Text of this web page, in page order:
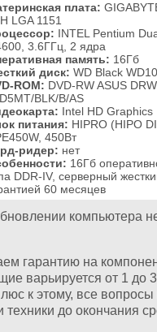
плата:
LGA 1151
INTEL Pentium
3.6ГГц, 2 ядра
память: 16Гб
диск: WD Black
ROM: DVD-RW ASUS
BLK/B/AS
Intel HD Graphics
питания: HIPRO (HIPO
450Вт
ридер: нет
16Гб
DDR-IV, серверный
60 месяцев
компьютера
гарантию на
варьируется от 1 до 3
к этому, все вопросы
до окончания